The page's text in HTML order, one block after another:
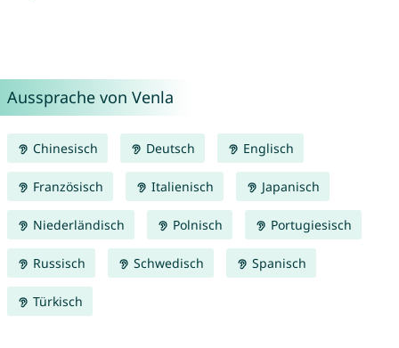
Aussprache von Venla
Chinesisch Deutsch Englisch
Französisch Italienisch Japanisch
Niederländisch Polnisch Portugiesisch
Russisch Schwedisch Spanisch
Türkisch